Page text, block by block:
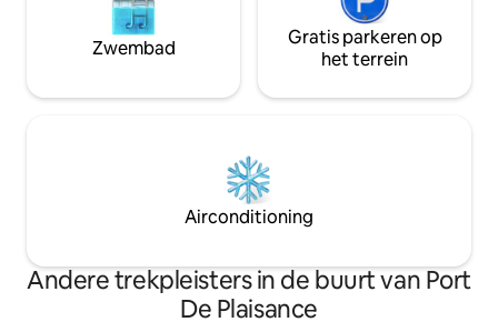
Zwembad
Gratis parkeren op
het terrein
Airconditioning
Andere trekpleisters in de buurt van Port
De Plaisance